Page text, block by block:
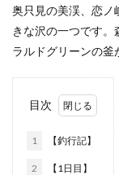
奥只見の美渓、恋ノ
きな沢の一つです
ラルドグリーンの釜
目次
1 【釣行記】
2 【1日目】